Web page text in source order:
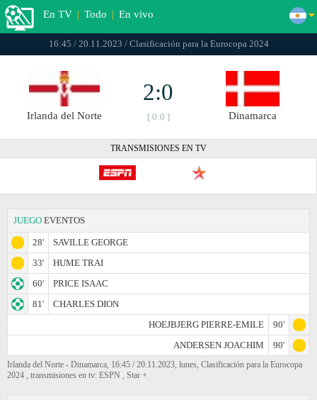
En TV | Todo | En vivo
16:45 / 20.11.2023 / Clasificación para la Eurocopa 2024
Irlanda del Norte
2:0
[ 0:0 ] Dinamarca
TRANSMISIONES EN TV
JUEGO EVENTOS
28'
SAVILLE GEORGE
33'
HUME TRAI
60'
PRICE ISAAC
81'
CHARLES DION
HOEJBJERG PIERRE-EMILE
90'
ANDERSEN JOACHIM
90'
Irlanda del Norte - Dinamarca, 16:45 / 20.11.2023, lunes, Clasificación para la Eurocopa
2024 , transmisiones en tv: ESPN , Star +